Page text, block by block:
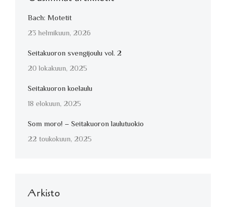
Bach: Motetit
23 helmikuun, 2026
Seitakuoron svengijoulu vol. 2
20 lokakuun, 2025
Seitakuoron koelaulu
18 elokuun, 2025
Som moro! – Seitakuoron laulutuokio
22 toukokuun, 2025
Arkisto